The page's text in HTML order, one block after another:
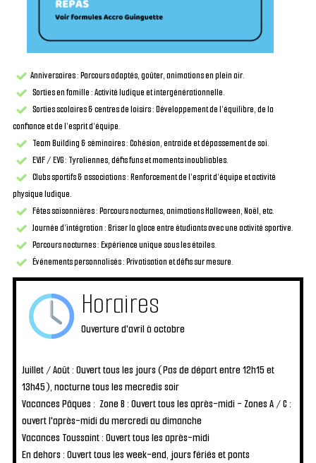
Anniversaires : Parcours adaptés, goûter, animations en plein air.
Sorties en famille : Activité ludique et intergénérationnelle.
Sorties scolaires & centres de loisirs : Développement de l’équilibre, de la
confiance et de l’esprit d’équipe.
Team Building & séminaires : Cohésion, entraide et dépassement de soi.
EVJF / EVG : Tyroliennes, défis funs et moments inoubliables.
Clubs sportifs & associations : Renforcement de l’esprit d’équipe et activité
physique ludique.
Fêtes saisonnières : Parcours nocturnes, animations Halloween, Noël, etc.
Journée d’intégration : Briser la glace entre étudiants avec une activité sportive.
Parcours nocturnes : Expérience unique sous les étoiles.
Événements personnalisés : Privatisation et défis sur mesure.
Horaires
Ouverture d'avril à octobre
Juillet / Août : Ouvert tous les jours (Pas de départ entre 12h15 et
13h45), nocturne tous les mecredis soir
Vacances Pâques : Zone B : Ouvert tous les après-midi - Zones A / C :
ouvert l'après-midi du mercredi au dimanche
Vacances Toussaint : Ouvert tous les après-midi
En dehors : Ouvert tous les week-end, jours fériés et ponts